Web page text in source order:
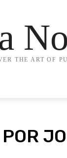
THE ART OF